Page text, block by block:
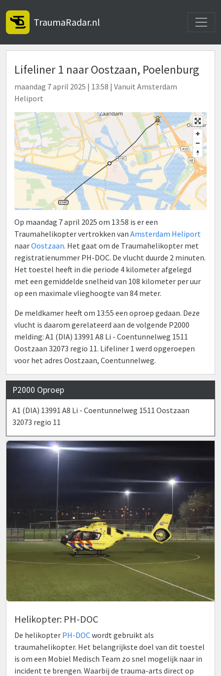
TraumaRadar.nl
Lifeliner 1 naar Oostzaan, Poelenburg
maandag 7 april 2025 | 13:58 | Vanuit Amsterdam
Heliport
Op maandag 7 april 2025 om 13:58 is er een
Traumahelikopter vertrokken van Amsterdam Heliport
naarOostzaan. Het gaat om de Traumahelikopter met
registratienummer PH-DOC. De vlucht duurde 2 minuten.
Het toestel heeft in die periode 4 kilometer afgelegd
met een gemiddelde snelheid van 108 kilometer per uur
op een maximale vlieghoogte van 84 meter.
De meldkamer heeft om 13:55 een oproep gedaan. Deze
vlucht is daarom gerelateerd aan de volgende P2000
melding: A1 (DIA) 13991 A8 Li - Coentunnelweg 1511
Oostzaan 32073 regio 11. Lifeliner 1 werd opgeroepen
voor het adres Oostzaan, Coentunnelweg.
P2000 Oproep
A1 (DIA) 13991 A8 Li - Coentunnelweg 1511 Oostzaan
32073 regio 11
Helikopter: PH-DOC
De helikopter PH-DOCwordt gebruikt als
traumahelikopter. Het belangrijkste doel van dit toestel
is om een Mobiel Medisch Team zo snel mogelijk naar in
incident te brengen. Waarbij de trauma-arts direct op